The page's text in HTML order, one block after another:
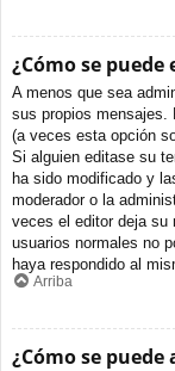
¿Cómo se
A menos que sea
sus propios mensajes.
(a veces esta opción
Si alguien editase su
ha sido modificado y
moderador o la
veces el editor deja su
usuarios normales no
haya respondido al
Arriba
¿Cómo se